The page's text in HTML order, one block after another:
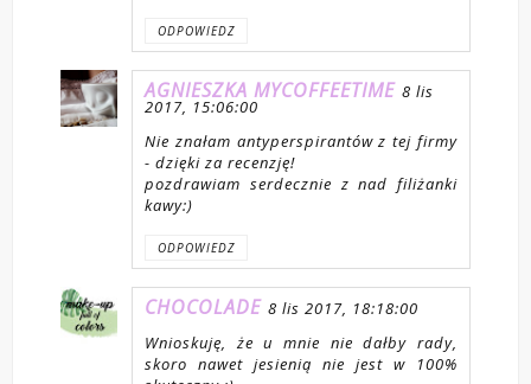
ODPOWIEDZ
AGNIESZKA MYCOFFEETIME 8 lis
2017, 15:06:00
Nie znałam antyperspirantów z tej firmy
- dzięki za recenzję!
pozdrawiam serdecznie z nad filiżanki
kawy:)
ODPOWIEDZ
CHOCOLADE 8 lis 2017, 18:18:00
Wnioskuję, że u mnie nie dałby rady,
skoro nawet jesienią nie jest w 100%